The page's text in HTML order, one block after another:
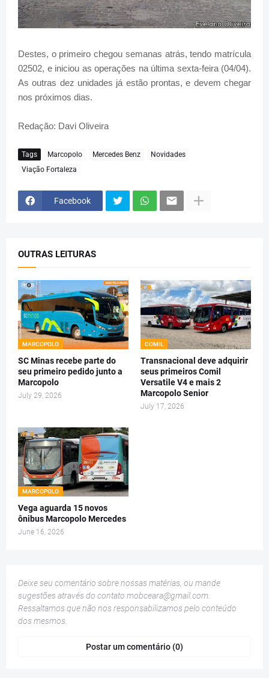
Destes, o primeiro chegou semanas atrás, tendo matrícula
02502, e iniciou as operações na última sexta-feira (04/04).
As outras dez unidades já estão prontas, e devem chegar
nos próximos dias.
Redação: Davi Oliveira
Tags Marcopolo Mercedes Benz
Novidades
Viação Fortaleza
Facebook
OUTRAS LEITURAS
MARCOPOLO
SC Minas recebe parte do
seu primeiro pedido junto a
Marcopolo
July 29, 2026
COMIL
Transnacional deve adquirir
seus primeiros Comil
Versatile V4 e mais 2
Marcopolo Senior
July 17, 2026
MARCOPOLO
Vega aguarda 15 novos
ônibus Marcopolo Mercedes
June 16, 2026
Deixe seu comentário sobre nossas matérias, ou mande
sugestões através do contato mobceara@gmail.com.
Ressaltamos que não nos responsabilizamos pelo conteúdo
dos mesmos.
Postar um comentário (0)